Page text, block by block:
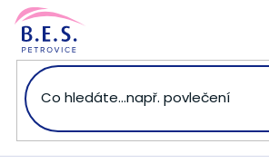
Přejít
obsah